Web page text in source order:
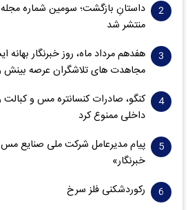
داستانِ بازگشت؛ سومین شماره
منتشر شد
هفدهم مرداد ماه، روز خبرنگار بهانه
مجاهدت های تلاشگران عرصه بینش
کنگو، صادرات کنسانتره مس و کبالت
داخلی ممنوع کرد
پیام مدیرعامل شرکت ملی صنایع مس
خبرنگار»
رکوردشکنی فلز سرخ